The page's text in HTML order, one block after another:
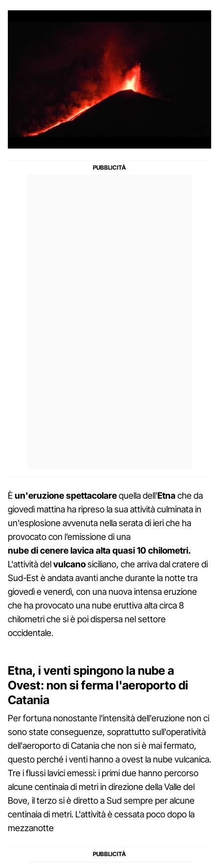
È un'eruzione spettacolarequella dell'Etnache da
giovedì mattina ha ripreso la sua attività culminata in
un'esplosione avvenuta nella serata di ieri che ha
provocato con l’emissione di una
nubedicenerelavica alta quasi 10 chilometri.
L'attività delvulcanosiciliano, che arriva dal cratere di
Sud-Est è andata avanti anche durante la notte tra
giovedì e venerdì, con una nuova intensa eruzione
che ha provocato una nube eruttiva alta circa 8
chilometri che si è poi dispersa nel settore
occidentale.
Etna, i venti spingono la nube a
Ovest: non si ferma l'aeroporto di
Catania
Per fortuna nonostante l'intensità dell'eruzione non ci
sono state conseguenze, soprattutto sull'operatività
dell'aeroporto di Catania che non si è mai fermato,
questo perché i venti hanno a ovest la nube vulcanica.
Tre i flussi lavici emessi: i primi due hanno percorso
alcune centinaia di metri in direzione della Valle del
Bove, il terzo si è diretto a Sud sempre per alcune
centinaia di metri. L'attività è cessata poco dopo la
mezzanotte